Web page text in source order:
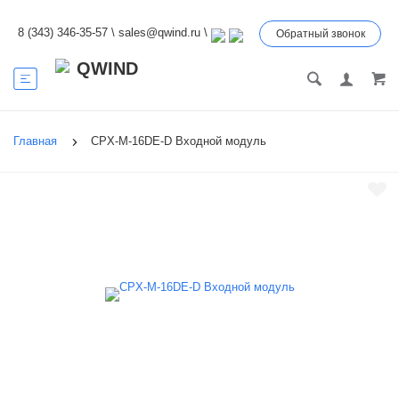
8 (343) 346-35-57 \ sales@qwind.ru \ Обратный звонок
Главная CPX-M-16DE-D Входной модуль